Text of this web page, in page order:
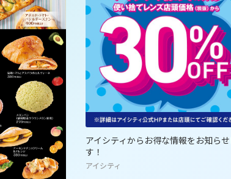
をお知らせしま
鉄分たっぷり！肝串！
鶏太郎